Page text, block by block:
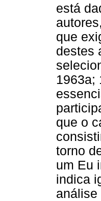
está
que
destes
1963a;
que o
torno
um Eu
indica
análise